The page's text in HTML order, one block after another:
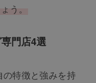
う。
門店4選
特徴と強みを持